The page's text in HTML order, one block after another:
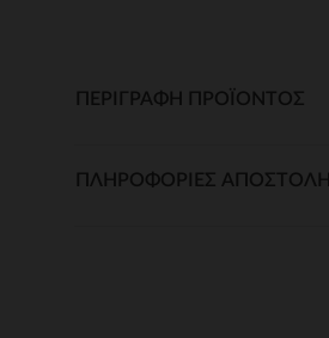
ΠΕΡΙΓΡΑΦΉ ΠΡΟΪΌΝΤΟΣ
ΠΛΗΡΟΦΟΡΊΕΣ